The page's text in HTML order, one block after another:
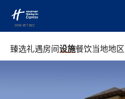
臻选礼遇房间设施餐饮当地地区